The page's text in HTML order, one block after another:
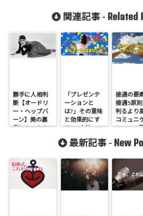
関連記事 - Related
勝手に人相判
断【オードリ
ー・ヘップバ
ーン】美の裏
側にあったも
「プレゼンテ
ーションと
は?」その意味
と効果的にす
る3つ方法
接遇の要
接遇5原
判るより
コミュニ
ションの
最新記事 - New